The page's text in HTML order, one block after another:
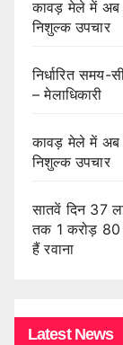
कावड़ मेले में अब
निशुल्क उपचार
निर्धारित समय-
– मेलाधिकारी
कावड़ मेले में अब
निशुल्क उपचार
सातवें दिन 37
तक 1 करोड़ 80
हैं रवाना
Latest News